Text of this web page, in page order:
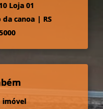
Loja 01
da canoa | RS
imóvel